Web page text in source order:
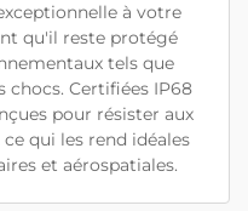
à votre
qu'il reste protégé
tels que
chocs. Certifiées IP68
pour résister aux
qui les rend idéales
et aérospatiales.